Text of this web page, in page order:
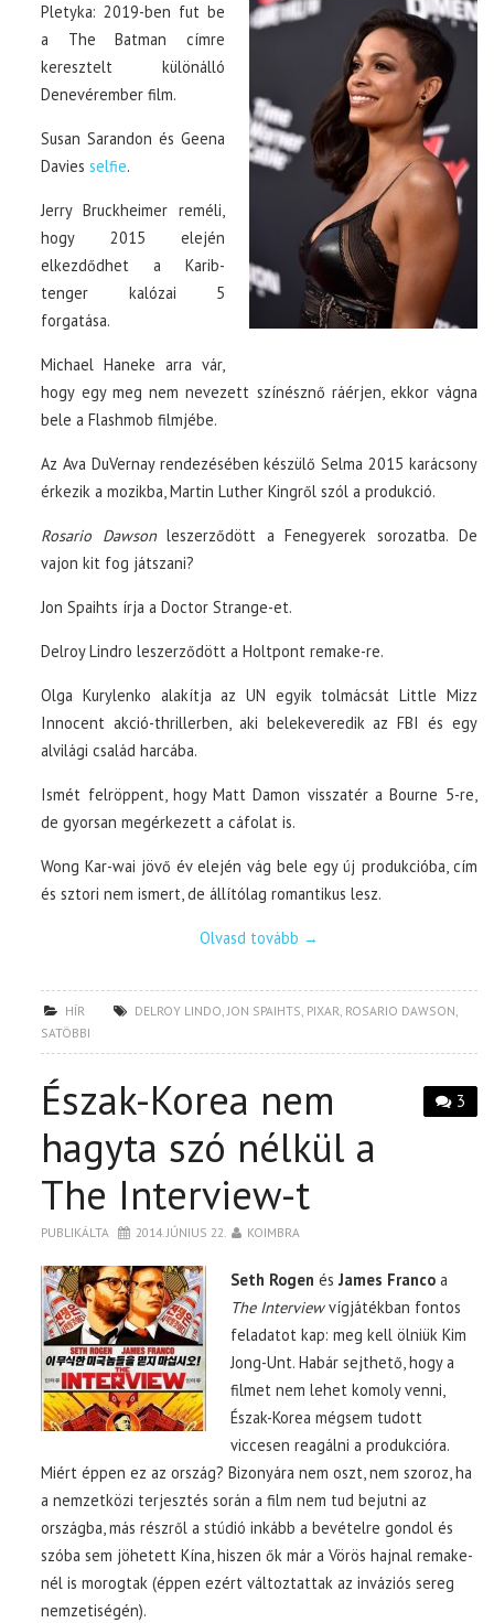
Pletyka: 2019-ben fut be
a The Batman címre
keresztelt különálló
Denevérember film.
Susan Sarandon és Geena
Daviesselfie.
Jerry Bruckheimer reméli,
hogy 2015 elején
elkezdődhet a Karib-
tenger kalózai 5
forgatása.
Michael Haneke arra vár,
hogy egy meg nem nevezett színésznő ráérjen, ekkor vágna
bele a Flashmob filmjébe.
Az Ava DuVernay rendezésében készülő Selma 2015 karácsony
érkezik a mozikba, Martin Luther Kingről szól a produkció.
Rosario Dawsonleszerződött a Fenegyerek sorozatba. De
vajon kit fog játszani?
Jon Spaihts írja a Doctor Strange-et.
Delroy Lindro leszerződött a Holtpont remake-re.
Olga Kurylenko alakítja az UN egyik tolmácsát Little Mizz
Innocent akció-thrillerben, aki belekeveredik az FBI és egy
alvilági család harcába.
Ismét felröppent, hogy Matt Damon visszatér a Bourne 5-re,
de gyorsan megérkezett a cáfolat is.
Wong Kar-wai jövő év elején vág bele egy új produkcióba, cím
és sztori nem ismert, de állítólag romantikus lesz.
Olvasd tovább →
HÍR DELROY LINDO,JON SPAIHTS, PIXAR, ROSARIO DAWSON,
SATÖBBI
3
Észak-Korea nem
hagyta szó nélkül a
The Interview-t
PUBLIKÁLTA 2014. JÚNIUS 22. KOIMBRA
Seth Rogen és James Franco a
The Interviewvígjátékban fontos
feladatot kap: meg kell ölniük Kim
Jong-Unt. Habár sejthető, hogy a
filmet nem lehet komoly venni,
Észak-Korea mégsem tudott
viccesen reagálni a produkcióra.
Miért éppen ez az ország? Bizonyára nem oszt, nem szoroz, ha
a nemzetközi terjesztés során a film nem tud bejutni az
országba, más részről a stúdió inkább a bevételre gondol és
szóba sem jöhetett Kína, hiszen ők már a Vörös hajnal remake-
nél is morogtak (éppen ezért változtattak az inváziós sereg
nemzetiségén).